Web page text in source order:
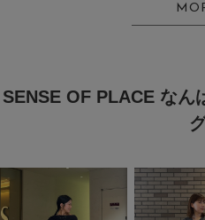
SENSE OF PLACE なん